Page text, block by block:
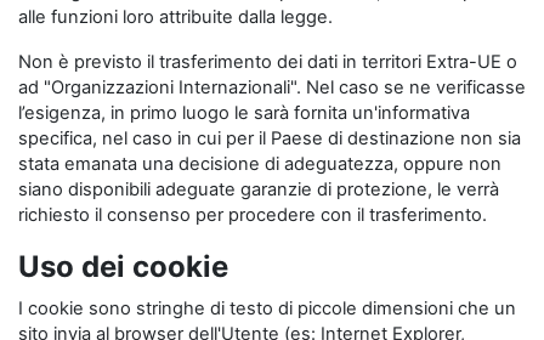
alle funzioni loro attribuite dalla legge.
Non è previsto il trasferimento dei dati in territori Extra-UE o
ad "Organizzazioni Internazionali". Nel caso se ne verificasse
l’esigenza, in primo luogo le sarà fornita un'informativa
specifica, nel caso in cui per il Paese di destinazione non sia
stata emanata una decisione di adeguatezza, oppure non
siano disponibili adeguate garanzie di protezione, le verrà
richiesto il consenso per procedere con il trasferimento.
Uso dei cookie
I cookie sono stringhe di testo di piccole dimensioni che un
sito invia al browser dell'Utente (es: Internet Explorer,